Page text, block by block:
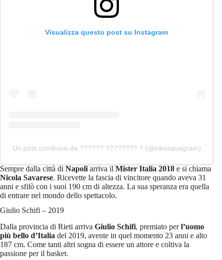
Visualizza questo post su Instagram
Un post condiviso da ?????? ???????? ? (@nikosavagram)
Sempre dalla città di Napoli arriva il Mister Italia 2018 e si chiama
Nicola Savarese. Ricevette la fascia di vincitore quando aveva 31
anni e sfilò con i suoi 190 cm di altezza. La sua speranza era quella
di entrare nel mondo dello spettacolo.
Giulio Schifi – 2019
Dalla provincia di Rieti arriva Giulio Schifi, premiato perl’uomo
più bello d’Italia del 2019, avente in quel momento 23 anni e alto
187 cm. Come tanti altri sogna di essere un attore e coltiva la
passione per il basket.